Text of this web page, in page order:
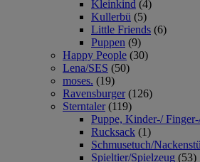
Kleinkind (4)
Kullerbü (5)
Little Friends (6)
Puppen (9)
Happy People (30)
Lena/SES (50)
moses. (19)
Ravensburger (126)
Sterntaler (119)
Puppe, Kinder-/
Rucksack (1)
Schmusetuch/
Spieltier/Spielzeug (53)